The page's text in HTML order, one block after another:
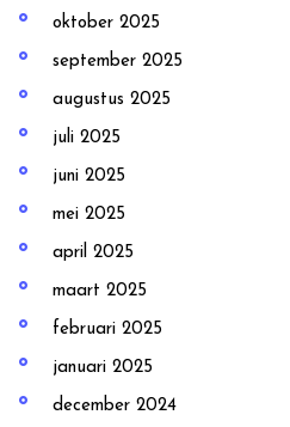
oktober 2025
september 2025
augustus 2025
juli 2025
juni 2025
mei 2025
april 2025
maart 2025
februari 2025
januari 2025
december 2024